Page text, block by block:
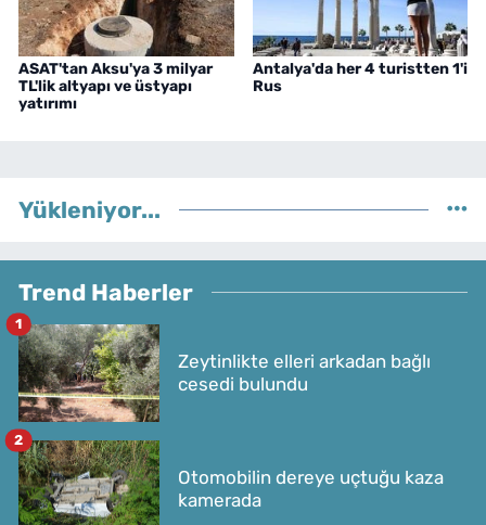
ASAT'tan Aksu'ya 3 milyar
TL'lik altyapı ve üstyapı
yatırımı
Antalya'da her 4 turistten 1'i
Rus
Yükleniyor...
Trend Haberler
Zeytinlikte elleri arkadan bağlı
cesedi bulundu
1
Otomobilin dereye uçtuğu kaza
kamerada
2